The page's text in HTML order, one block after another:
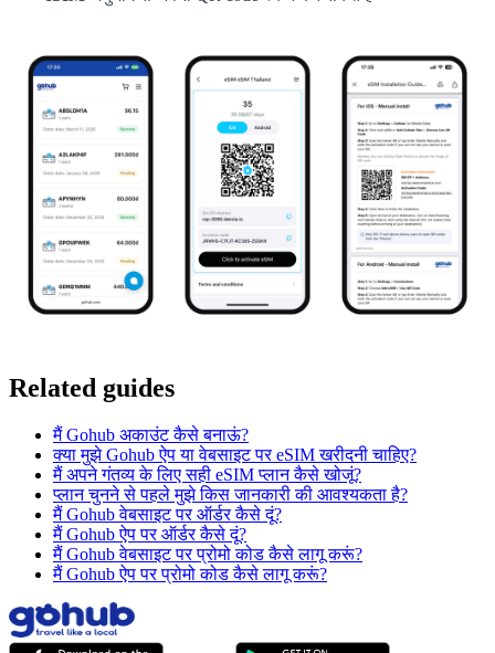
Related guides
मैं Gohub अकाउंट कैसे बनाऊं?
क्या मुझे Gohub ऐप या वेबसाइट पर eSIM खरीदनी चाहिए?
मैं अपने गंतव्य के लिए सही eSIM प्लान कैसे खोजूं?
प्लान चुनने से पहले मुझे किस जानकारी की आवश्यकता है?
मैं Gohub वेबसाइट पर ऑर्डर कैसे दूं?
मैं Gohub ऐप पर ऑर्डर कैसे दूं?
मैं Gohub वेबसाइट पर प्रोमो कोड कैसे लागू करूं?
मैं Gohub ऐप पर प्रोमो कोड कैसे लागू करूं?